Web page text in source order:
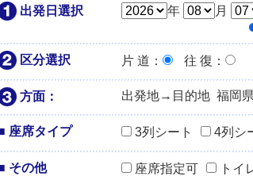
出発日選択 年 月
区分選択 片 道 ： 往 復 ：
方面： 出発地→目的地 福岡
座席タイプ 3列シート 4列シ
その他 座席指定可 トイ